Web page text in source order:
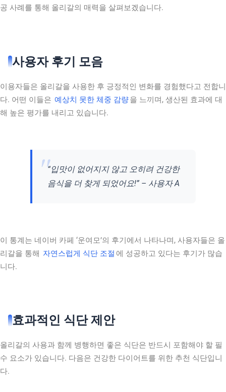
공 사례를 통해 올리갈의 매력을 살펴보겠습니다.
사용자 후기 모음
이용자들은 올리갈을 사용한 후 긍정적인 변화를 경험했다고 전합니
다. 어떤 이들은 예상치 못한 체중 감량을 느끼며, 생산된 효과에 대
해 높은 평가를 내리고 있습니다.
“입맛이 없어지지 않고 오히려 건강한
음식을 더 찾게 되었어요!” – 사용자 A
이 통계는 네이버 카페 ‘운여모’의 후기에서 나타나며, 사용자들은 올
리갈을 통해 자연스럽게 식단 조절 에 성공하고 있다는 후기가 많습
니다.
효과적인 식단 제안
올리갈의 사용과 함께 병행하면 좋은 식단은 반드시 포함해야 할 필
수 요소가 있습니다. 다음은 건강한 다이어트를 위한 추천 식단입니
다.